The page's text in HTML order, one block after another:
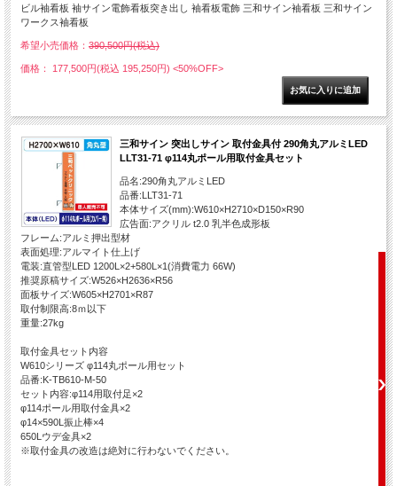
ビル袖看板 袖サイン電飾看板突き出し 袖看板電飾 三和サイン袖看板 三和サイン
ワークス袖看板
希望小売価格： 390,500円(税込)
価格： 177,500円(税込 195,250円) <50%OFF>
三和サイン 突出しサイン 取付金具付 290角丸アルミLED
LLT31-71 φ114丸ポール用取付金具セット
品名:290角丸アルミLED
品番:LLT31-71
本体サイズ(mm):W610×H2710×D150×R90
広告面:アクリル t2.0 乳半色成形板
フレーム:アルミ押出型材
表面処理:アルマイト仕上げ
電装:直管型LED 1200L×2+580L×1(消費電力 66W)
推奨原稿サイズ:W526×H2636×R56
面板サイズ:W605×H2701×R87
取付制限高:8ｍ以下
重量:27kg
取付金具セット内容
W610シリーズ φ114丸ポール用セット
品番:K-TB610-M-50
セット内容:φ114用取付足×2
φ114ポール用取付金具×2
φ14×590L振止棒×4
650Lウデ金具×2
※取付金具の改造は絶対に行わないでください。